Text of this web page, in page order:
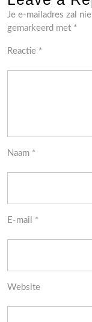
Je e-mailadres zal
gemarkeerd met *
Reactie *
Naam *
E-mail *
Website